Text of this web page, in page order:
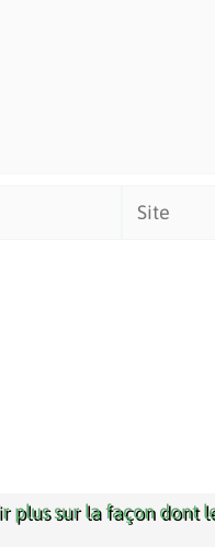
Site
plus sur la façon dont